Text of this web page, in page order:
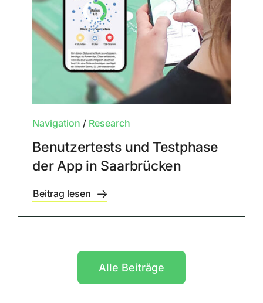
Navigation / Research
Benutzertests und Testphase
der App in Saarbrücken
Beitrag lesen
Alle Beiträge